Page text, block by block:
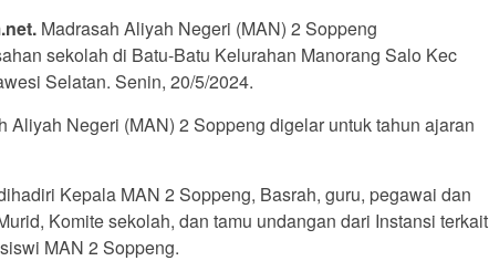
Madrasah Aliyah Negeri (MAN) 2 Soppeng
sekolah di Batu-Batu Kelurahan Manorang Salo Kec
Selatan. Senin, 20/5/2024.
Aliyah Negeri (MAN) 2 Soppeng digelar untuk tahun ajaran
Kepala MAN 2 Soppeng, Basrah, guru, pegawai dan
Komite sekolah, dan tamu undangan dari Instansi terkait
MAN 2 Soppeng.